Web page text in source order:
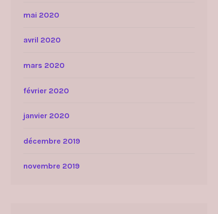
mai 2020
avril 2020
mars 2020
février 2020
janvier 2020
décembre 2019
novembre 2019